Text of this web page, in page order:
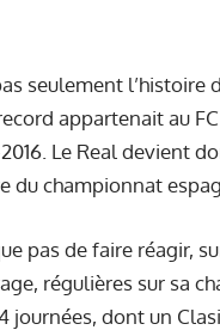
seulement l’histoire
appartenait au
2016. Le Real devient
du championnat
pas de faire réagir,
régulières sur sa
journées, dont un